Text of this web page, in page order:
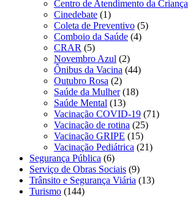
Centro de Atendimento da Criança
Cinedebate (1)
Coleta de Preventivo (5)
Comboio da Saúde (4)
CRAR (5)
Novembro Azul (2)
Ônibus da Vacina (44)
Outubro Rosa (2)
Saúde da Mulher(18)
Saúde Mental (13)
Vacinação COVID-19 (71)
Vacinação de rotina (25)
Vacinação GRIPE (15)
Vacinação Pediátrica (21)
Segurança Pública (6)
Serviço de Obras Sociais (9)
Trânsito e Segurança Viária (13)
Turismo (144)